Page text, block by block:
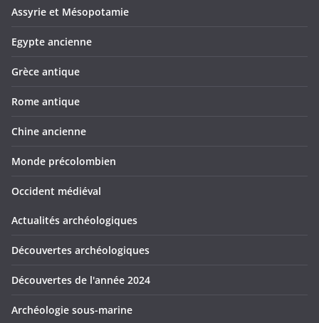
Assyrie et Mésopotamie
Egypte ancienne
Grèce antique
Rome antique
Chine ancienne
Monde précolombien
Occident médiéval
Actualités archéologiques
Découvertes archéologiques
Découvertes de l'année 2024
Archéologie sous-marine